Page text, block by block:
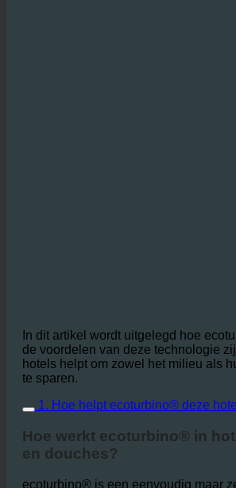
In dit artikel wordt uitgelegd hoe
de voordelen van deze technologie
hotels helpt om zowel het milieu als
1. Hoe helpt ecoturbino® deze
Hoe werkt ecoturbino® in